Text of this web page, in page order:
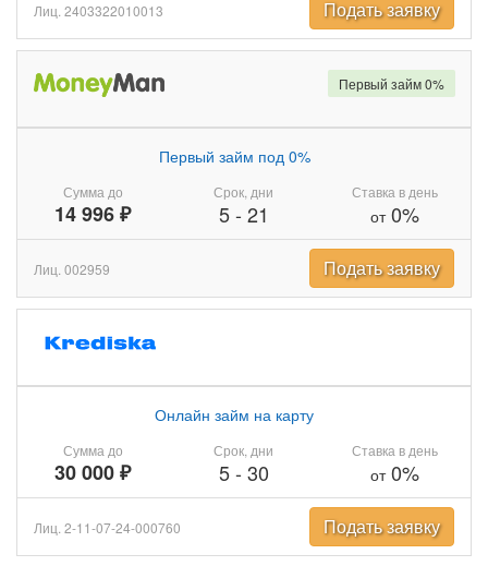
Лиц. 2403322010013 Подать заявку
Сумма до
14 996 ₽
Первый займ под 0%
Срок, дни
5- 21
Ставка в день
от0%
Первый займ 0%
Лиц. 002959 Подать заявку
Сумма до
30 000 ₽
Онлайн займ на карту
Срок, дни
5- 30
Ставка в день
от0%
Лиц. 2-11-07-24-000760 Подать заявку